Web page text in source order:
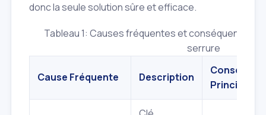
donc la seule solution sûre et efficace.
Tableau 1: Causes fréquentes et conséquences
serrure
Cause Fréquente Description
Principale